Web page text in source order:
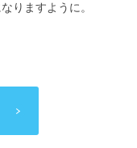
りますように。